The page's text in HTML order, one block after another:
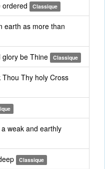
Classique
earth as more than
be Thine Classique
Thy holy Cross
weak and earthly
Classique